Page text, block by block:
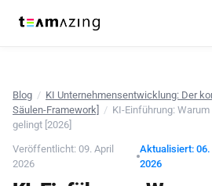
Blog / KI Unternehmensentwicklung: Der
Säulen-Framework]
/ KI-Einführung:
gelingt [2026]
Veröffentlicht: 09. April
2026
Aktualisiert:
2026